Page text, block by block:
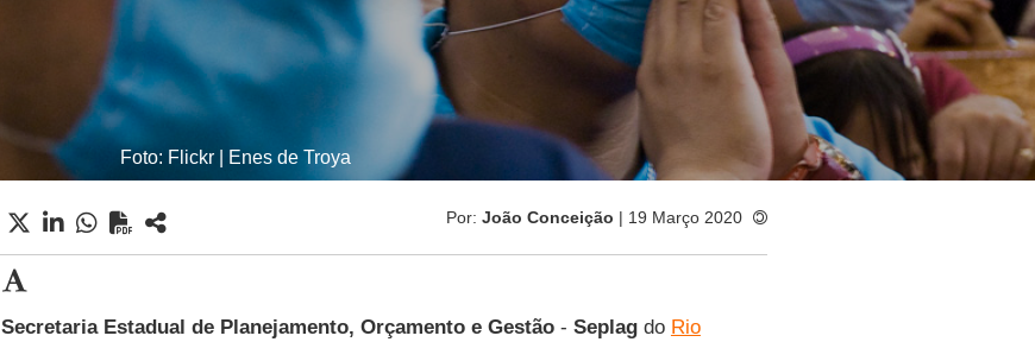
Foto: Flickr | Enes de Troya
Por: João Conceição | 19 Março 2020
Secretaria Estadual de Planejamento, Orçamento e Gestão - Seplagdo Rio